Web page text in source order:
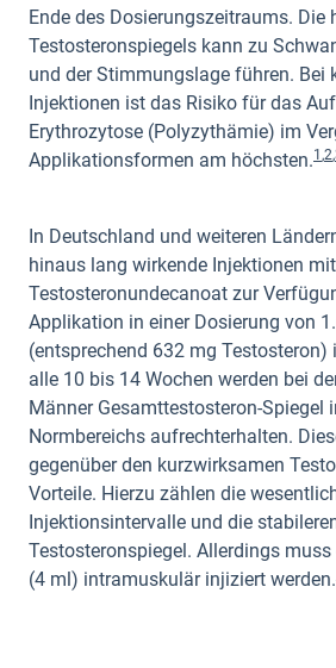
Ende des Dosierungszeitraums.
Testosteronspiegels kann zu
und der Stimmungslage führen. Bei
Injektionen ist das Risiko für das
Erythrozytose (Polyzythämie) im
Applikationsformen am höchsten.1 ,2,
In Deutschland und weiteren
hinaus lang wirkende Injektionen mit
Testosteronundecanoat zur
Applikation in einer Dosierung von
(entsprechend 632 mg Testosteron)
alle 10 bis 14 Wochen werden bei
Männer Gesamttestosteron-Spiegel
Normbereichs aufrechterhalten.
gegenüber den kurzwirksamen
Vorteile. Hierzu zählen die
Injektionsintervalle und die
Testosteronspiegel. Allerdings
(4 ml) intramuskulär injiziert werden.